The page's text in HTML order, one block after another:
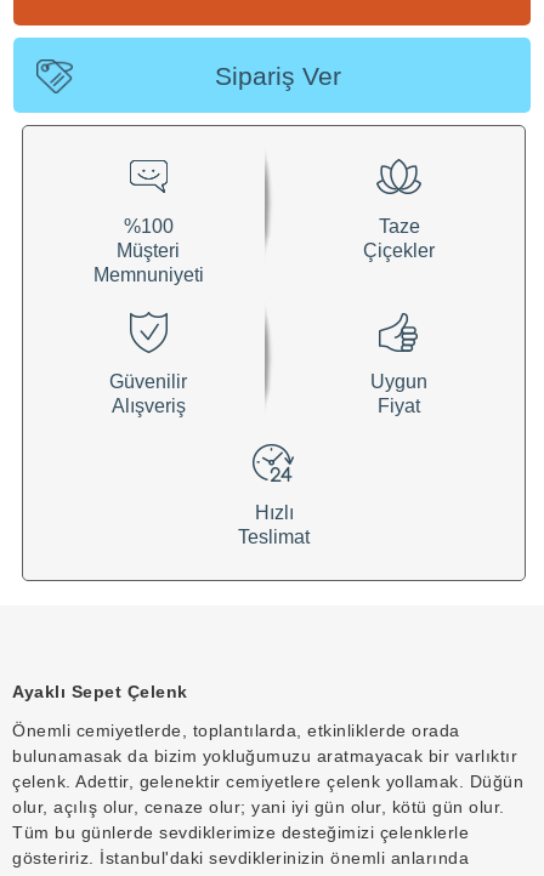
Sipariş Ver
%100
Müşteri
Memnuniyeti
Taze
Çiçekler
Güvenilir
Alışveriş
Uygun
Fiyat
Hızlı
Teslimat
Ayaklı Sepet Çelenk
Önemli cemiyetlerde, toplantılarda, etkinliklerde orada
bulunamasak da bizim yokluğumuzu aratmayacak bir varlıktır
çelenk. Adettir, gelenektir cemiyetlere çelenk yollamak. Düğün
olur, açılış olur, cenaze olur; yani iyi gün olur, kötü gün olur.
Tüm bu günlerde sevdiklerimize desteğimizi çelenklerle
gösteririz. İstanbul'daki sevdiklerinizin önemli anlarında